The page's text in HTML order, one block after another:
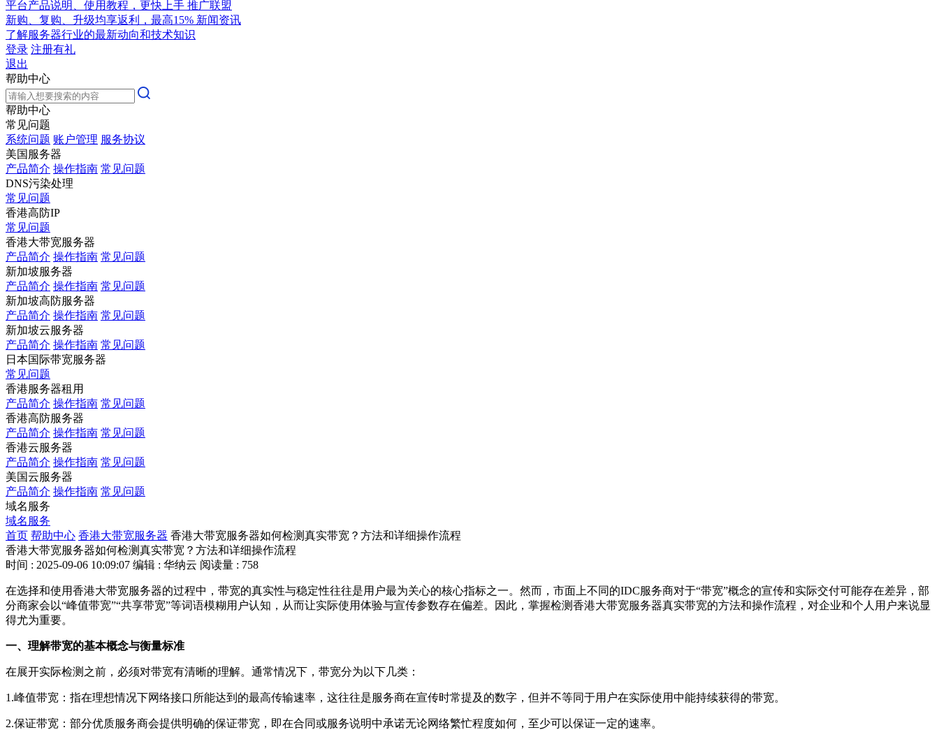
平台产品说明、使用教程，更快上手 推广联盟
新购、复购、升级均享返利，最高15% 新闻资讯
了解服务器行业的最新动向和技术知识
登录 注册有礼
退出
帮助中心
帮助中心
常见问题
系统问题 账户管理 服务协议
美国服务器
产品简介 操作指南 常见问题
DNS污染处理
常见问题
香港高防IP
常见问题
香港大带宽服务器
产品简介 操作指南 常见问题
新加坡服务器
产品简介 操作指南 常见问题
新加坡高防服务器
产品简介 操作指南 常见问题
新加坡云服务器
产品简介 操作指南 常见问题
日本国际带宽服务器
常见问题
香港服务器租用
产品简介 操作指南 常见问题
香港高防服务器
产品简介 操作指南 常见问题
香港云服务器
产品简介 操作指南 常见问题
美国云服务器
产品简介 操作指南 常见问题
域名服务
域名服务
首页 帮助中心 香港大带宽服务器 香港大带宽服务器如何检测真实带宽？方法和详细操作流程
香港大带宽服务器如何检测真实带宽？方法和详细操作流程
时间 : 2025-09-06 10:09:07 编辑 : 华纳云 阅读量 : 758
在选择和使用香港大带宽服务器的过程中，带宽的真实性与稳定性往往是用户最为关心的核心指标之一。然而，市面上不同的IDC服务商对于“带宽”概念的宣传和实际交付可能存在差异，部
分商家会以“峰值带宽”“共享带宽”等词语模糊用户认知，从而让实际使用体验与宣传参数存在偏差。因此，掌握检测香港大带宽服务器真实带宽的方法和操作流程，对企业和个人用户来说显
得尤为重要。
一、理解带宽的基本概念与衡量标准
在展开实际检测之前，必须对带宽有清晰的理解。通常情况下，带宽分为以下几类：
1.峰值带宽：指在理想情况下网络接口所能达到的最高传输速率，这往往是服务商在宣传时常提及的数字，但并不等同于用户在实际使用中能持续获得的带宽。
2.保证带宽：部分优质服务商会提供明确的保证带宽，即在合同或服务说明中承诺无论网络繁忙程度如何，至少可以保证一定的速率。